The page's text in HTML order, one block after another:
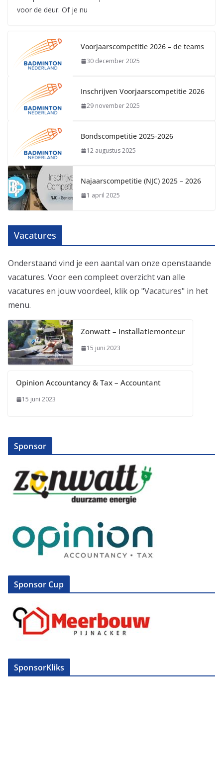
voor de deur. Of je nu
Voorjaarscompetitie 2026 – de teams
30 december 2025
Inschrijven Voorjaarscompetitie 2026
29 november 2025
Bondscompetitie 2025-2026
12 augustus 2025
Najaarscompetitie (NJC) 2025 – 2026
1 april 2025
Vacatures
Onderstaand vind je een aantal van onze openstaande
vacatures. Voor een compleet overzicht van alle
vacatures en jouw voordeel, klik op "Vacatures" in het
menu.
Zonwatt – Installatiemonteur
15 juni 2023
Opinion Accountancy & Tax – Accountant
15 juni 2023
Sponsor
Sponsor Cup
SponsorKliks